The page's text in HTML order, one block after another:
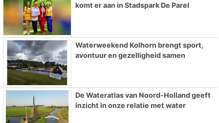
komt er aan in Stadspark De Parel
Waterweekend Kolhorn brengt sport,
avontuur en gezelligheid samen
De Wateratlas van Noord-Holland geeft
inzicht in onze relatie met water